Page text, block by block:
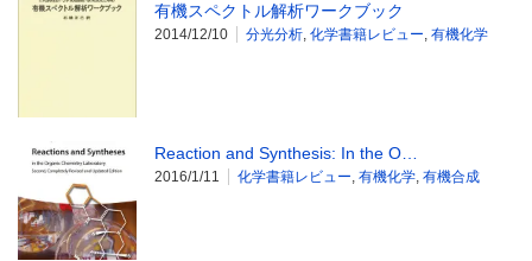
有機スペクトル解析ワークブック
2014/12/10 分光分析, 化学書籍レビュー, 有機化学
Reaction and Synthesis: In the O…
2016/1/11 化学書籍レビュー, 有機化学, 有機合成